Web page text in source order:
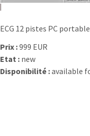
ECG 12 pistes PC
Prix :999 EUR
Etat : new
Disponibilité :available